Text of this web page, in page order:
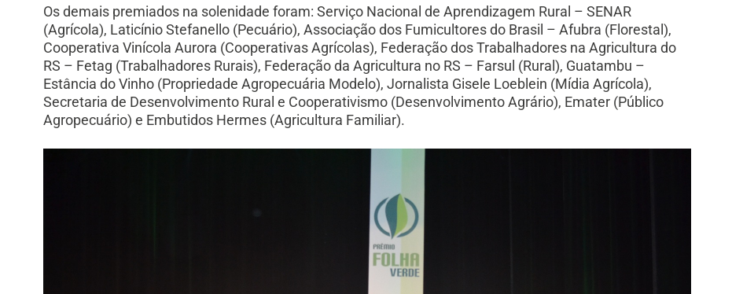
Os demais premiados na solenidade foram: Serviço Nacional de Aprendizagem Rural – SENAR
(Agrícola), Laticínio Stefanello (Pecuário), Associação dos Fumicultores do Brasil – Afubra (Florestal),
Cooperativa Vinícola Aurora (Cooperativas Agrícolas), Federação dos Trabalhadores na Agricultura do
RS – Fetag (Trabalhadores Rurais), Federação da Agricultura no RS – Farsul (Rural), Guatambu –
Estância do Vinho (Propriedade Agropecuária Modelo), Jornalista Gisele Loeblein (Mídia Agrícola),
Secretaria de Desenvolvimento Rural e Cooperativismo (Desenvolvimento Agrário), Emater (Público
Agropecuário) e Embutidos Hermes (Agricultura Familiar).